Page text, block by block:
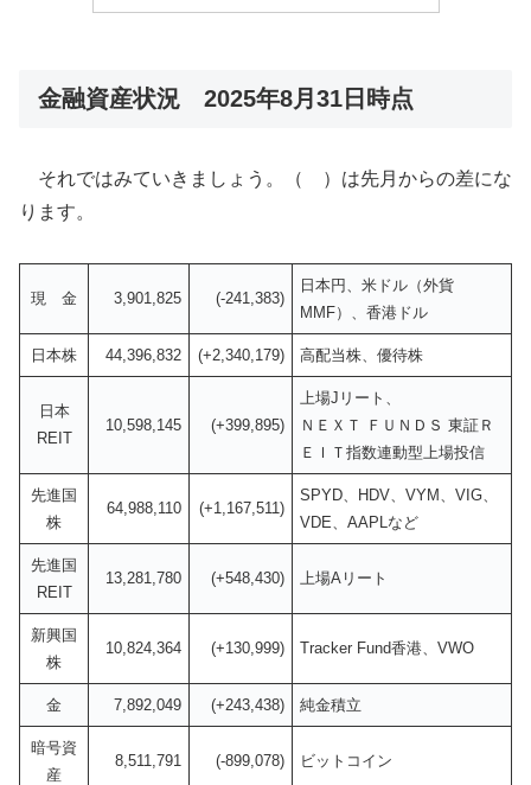
金融資産状況 2025年8月31日時点
それではみていきましょう。（ ）は先月からの差にな
ります。
現 金 3,901,825 (-241,383)
日本円、米ドル（外貨
MMF）、香港ドル
日本株 44,396,832 (+2,340,179) 高配当株、優待株
日本
REIT
10,598,145 (+399,895)
上場Jリート、
ＮＥＸＴ ＦＵＮＤＳ 東証Ｒ
ＥＩＴ指数連動型上場投信
先進国
株
64,988,110 (+1,167,511)
SPYD、HDV、VYM、VIG、
VDE、AAPLなど
先進国
REIT
13,281,780 (+548,430) 上場Aリート
新興国
株
10,824,364 (+130,999) Tracker Fund香港、VWO
金 7,892,049 (+243,438) 純金積立
暗号資
産
8,511,791 (-899,078) ビットコイン